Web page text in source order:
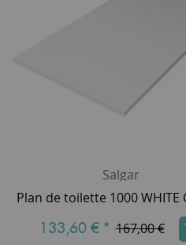
Salgar
133,60 € * 167,00 €